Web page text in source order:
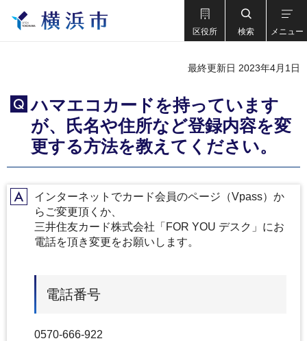
区役所 検索 メニュー
最終更新日 2023年4月1日
Q
ハマエコカードを持っています
が、氏名や住所など登録内容を変
更する方法を教えてください。
Aインターネットでカード会員のページ（Vpass）か
らご変更頂くか、
三井住友カード株式会社「FOR YOU デスク」にお
電話を頂き変更をお願いします。
電話番号
0570-666-922